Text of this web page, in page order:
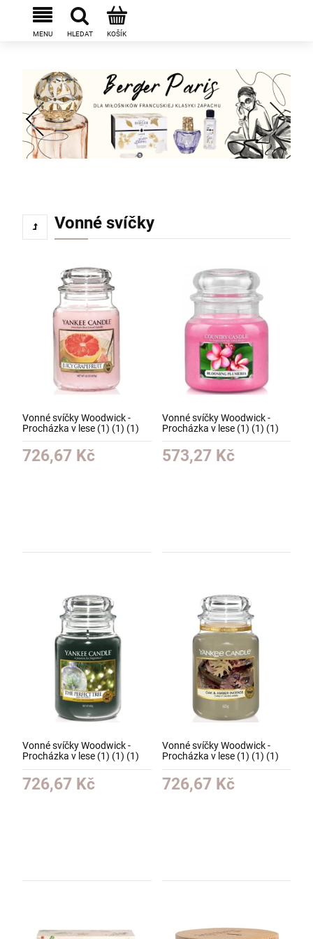
Vonné svíčky
Vonné svíčky Woodwick -
Procházka v lese (1) (1) (1)
(1) (1) (1) (1) (1) (1) (1) (1)
(1)
726,67 Kč
Vonné svíčky Woodwick -
Procházka v lese (1) (1) (1)
(1) (1) (1) (1) (1) (1) (1) (1)
(1)
573,27 Kč
Vonné svíčky Woodwick -
Procházka v lese (1) (1) (1)
(1)
726,67 Kč
Vonné svíčky Woodwick -
Procházka v lese (1) (1) (1)
(1)
726,67 Kč